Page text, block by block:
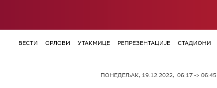
ВЕСТИ ОРЛОВИ УТАКМИЦЕ РЕПРЕЗЕНТАЦИЈЕ СТАДИОНИ
ПОНЕДЕЉАК, 19.12.2022, 06:17 -> 06:45